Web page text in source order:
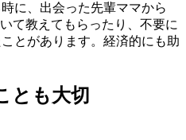
に、出会った先輩ママから
て教えてもらったり、不要に
とがあります。経済的にも助
とも大切